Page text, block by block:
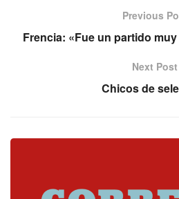
Previous
Frencia: «Fue un partido
Next Post
Chicos de